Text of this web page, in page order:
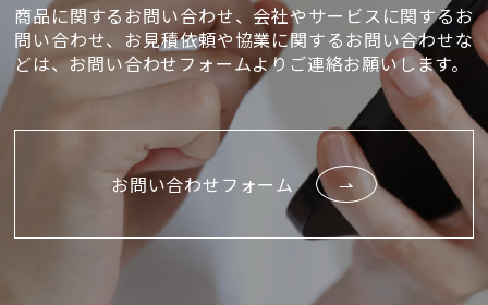
商品に関するお問い合わせ、会社やサービスに関するお
問い合わせ、お見積依頼や協業に関するお問い合わせな
どは、お問い合わせフォームよりご連絡お願いします。
お問い合わせフォーム